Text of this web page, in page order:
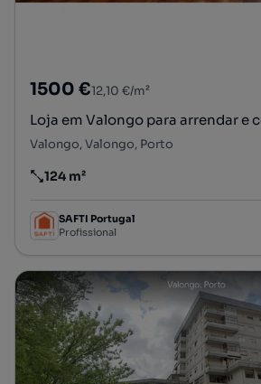
1500 €12,10 €/m²
Loja em Valongo para arrendar e
Valongo, Valongo, Porto
Preço por metro quadrado
124 m²
SAFTI Portugal
Profissional